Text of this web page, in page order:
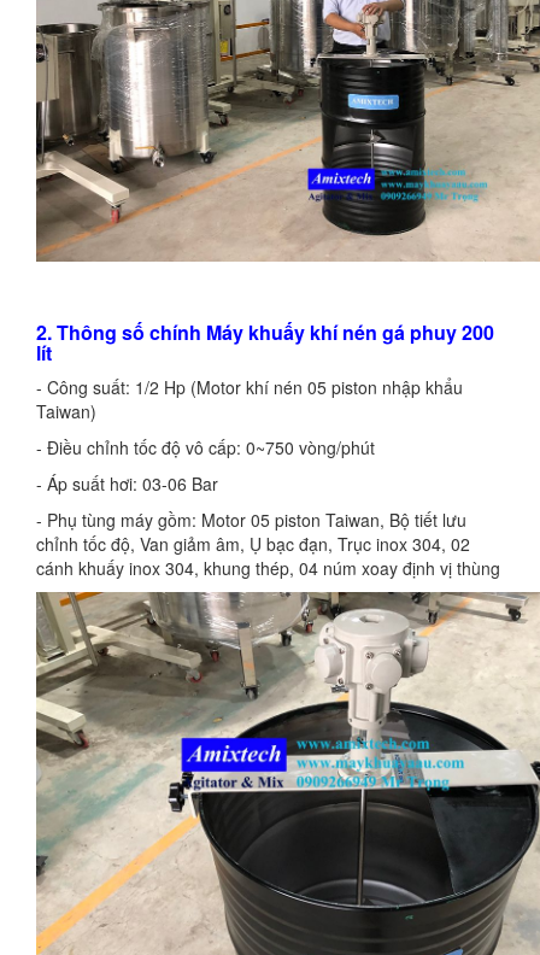
2. Thông số chính Máy khuấy khí nén gá phuy 200
lít
- Công suất: 1/2 Hp (Motor khí nén 05 piston nhập khẩu
Taiwan)
- Điều chỉnh tốc độ vô cấp: 0~750 vòng/phút
- Áp suất hơi: 03-06 Bar
- Phụ tùng máy gồm: Motor 05 piston Taiwan, Bộ tiết lưu
chỉnh tốc độ, Van giảm âm, Ụ bạc đạn, Trục inox 304, 02
cánh khuấy inox 304, khung thép, 04 núm xoay định vị thùng